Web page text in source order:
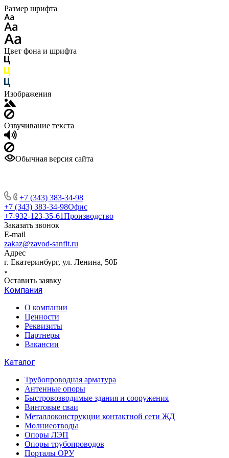
Размер шрифта
Цвет фона и шрифта
Изображения
Озвучивание текста
Обычная версия сайта
+7 (343) 383-34-98
+7 (343) 383-34-98Офис
+7-932-123-35-61Производство
Заказать звонок
E-mail
zakaz@zavod-sanfit.ru
Адрес
г. Екатеринбург, ул. Ленина, 50Б
Оставить заявку
Компания
О компании
Ценности
Реквизиты
Партнеры
Вакансии
Каталог
Трубопроводная арматура
Антенные опоры
Быстровозводимые здания и сооружения
Винтовые сваи
Металлоконструкции контактной сети ЖД
Молниеотводы
Опоры ЛЭП
Опоры трубопроводов
Порталы ОРУ